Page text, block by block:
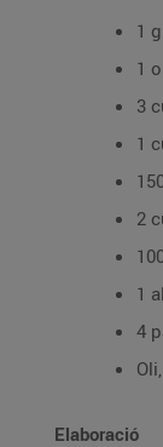
1
1
3
1
2
1
4
Elaboració